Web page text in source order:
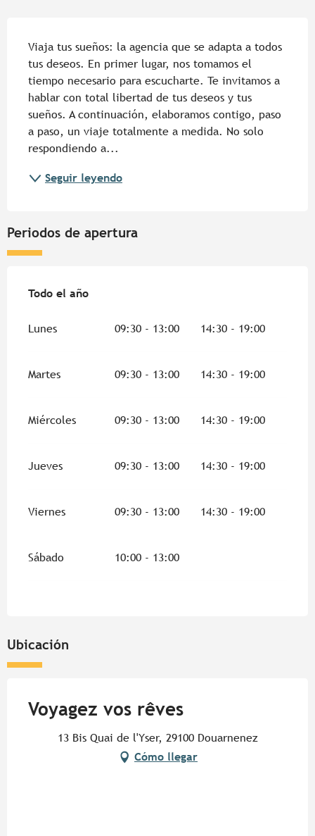
Viaja tus sueños: la agencia que se adapta a todos
tus deseos. En primer lugar, nos tomamos el
tiempo necesario para escucharte. Te invitamos a
hablar con total libertad de tus deseos y tus
sueños. A continuación, elaboramos contigo, paso
a paso, un viaje totalmente a medida. No solo
respondiendo a...
Seguir leyendo
Periodos de apertura
Todo el año
Todo el año
Lunes 09:30 - 13:00 14:30 - 19:00
Martes 09:30 - 13:00 14:30 - 19:00
Miércoles 09:30 - 13:00 14:30 - 19:00
Jueves 09:30 - 13:00 14:30 - 19:00
Viernes 09:30 - 13:00 14:30 - 19:00
Sábado 10:00 - 13:00
Ubicación
Voyagez vos rêves
13 Bis Quai de l'Yser, 29100 Douarnenez
Cómo llegar